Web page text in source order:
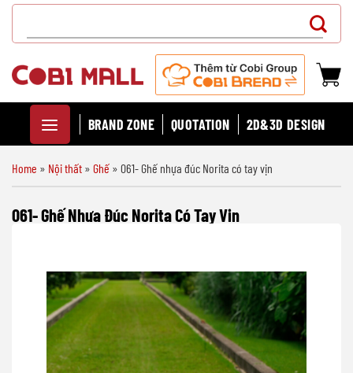
Chuyển
dung
for:
BRAND ZONE QUOTATION 2D&3D DESIGN
Home » Nội thất » Ghế » 061- Ghế nhựa đúc Norita có tay vịn
061- Ghế Nhựa Đúc Norita Có Tay Vịn